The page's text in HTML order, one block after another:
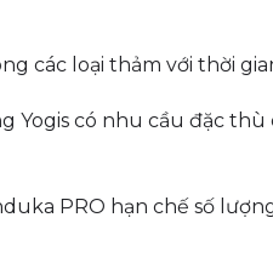
các loại thảm với thời
có nhu cầu đặc
PRO hạn chế số